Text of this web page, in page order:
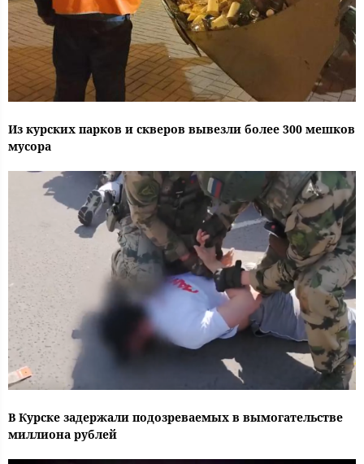
Из курских парков и скверов вывезли более 300 мешков
мусора
В Курске задержали подозреваемых в вымогательстве
миллиона рублей